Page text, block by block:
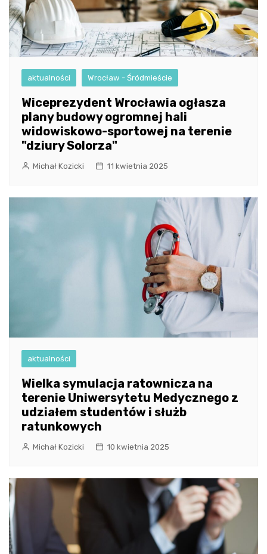
aktualności Wrocław - Śródmieście
Wiceprezydent Wrocławia ogłasza
plany budowy ogromnej hali
widowiskowo-sportowej na terenie
"dziury Solorza"
Michał Kozicki 11 kwietnia 2025
aktualności
Wielka symulacja ratownicza na
terenie Uniwersytetu Medycznego z
udziałem studentów i służb
ratunkowych
Michał Kozicki 10 kwietnia 2025